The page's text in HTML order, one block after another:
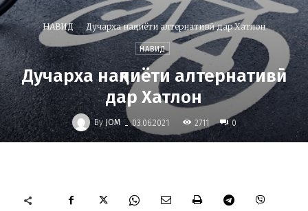
НАВИД Дучарха нақлиёти алтернативӣ дар Хатлон
НАВИД
Дучарха нақлиёти алтернативӣ
дар Хатлон
By JOM - 03.06.2021 2711 0